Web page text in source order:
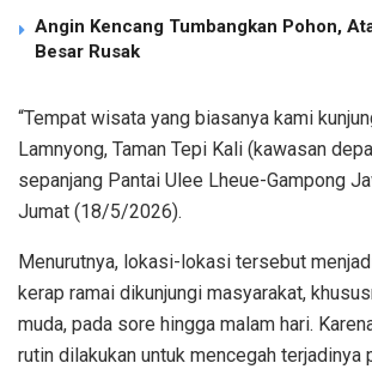
Angin Kencang Tumbangkan Pohon,
Besar Rusak
“Tempat wisata yang biasanya kami
Lamnyong, Taman Tepi Kali (kawasan
sepanjang Pantai Ulee Lheue-Gampong
Jumat (18/5/2026).
Menurutnya, lokasi-lokasi tersebut
kerap ramai dikunjungi masyarakat,
muda, pada sore hingga malam hari.
rutin dilakukan untuk mencegah terjadinya